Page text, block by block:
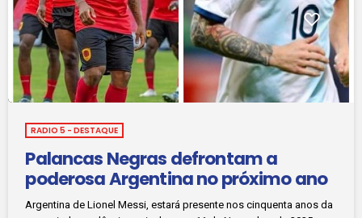
RADIO 5 - DESTAQUE
Palancas Negras defrontam a
poderosa Argentina no próximo ano
Argentina de Lionel Messi, estará presente nos cinquenta anos da